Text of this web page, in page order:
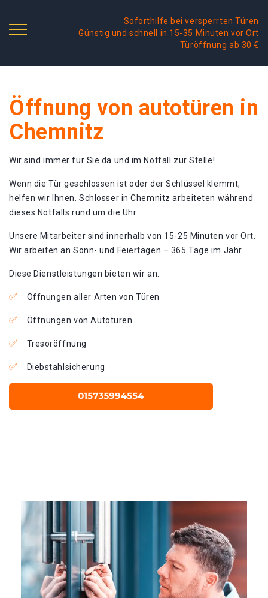
Soforthilfe bei versperrten Türen
Günstig und schnell in 15-35 Minuten vor Ort
Türöffnung ab 30 €
Öffnung von autotüren in
Chemnitz
Wir sind immer für Sie da und im Notfall zur Stelle!
Wenn die Tür geschlossen ist oder der Schlüssel klemmt,
helfen wir Ihnen. Schlosser in Chemnitz arbeiteten während
dieses Notfalls rund um die Uhr.
Unsere Mitarbeiter sind innerhalb von 15-25 Minuten vor Ort.
Wir arbeiten an Sonn- und Feiertagen – 365 Tage im Jahr.
Diese Dienstleistungen bieten wir an:
Öffnungen aller Arten von Türen
Öffnungen von Autotüren
Tresoröffnung
Diebstahlsicherung